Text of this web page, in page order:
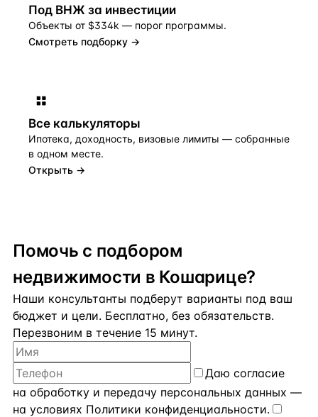
Под ВНЖ за инвестиции
Объекты от $334k — порог программы.
Смотреть подборку →
Все калькуляторы
Ипотека, доходность, визовые лимиты — собранные
в одном месте.
Открыть →
Помочь с подбором
недвижимости в Кошарице?
Наши консультанты подберут варианты под ваш
бюджет и цели. Бесплатно, без обязательств.
Перезвоним в течение 15 минут.
Даю согласие
на обработку и передачу персональных данных —
на условиях Политики конфиденциальности.